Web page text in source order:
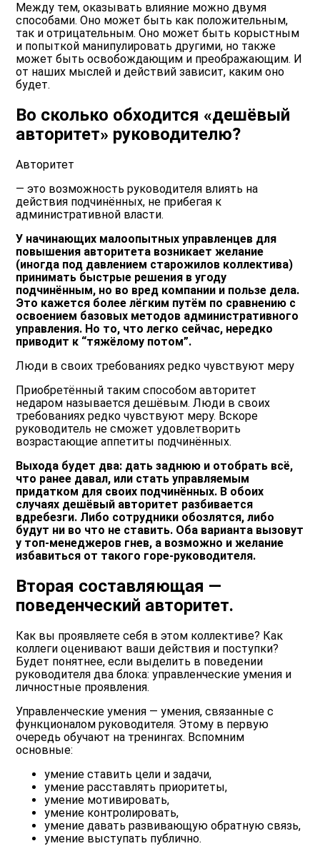
Между тем, оказывать влияние можно двумя
способами. Оно может быть как положительным,
так и отрицательным. Оно может быть корыстным
и попыткой манипулировать другими, но также
может быть освобождающим и преображающим. И
от наших мыслей и действий зависит, каким оно
будет.
Во сколько обходится «дешёвый
авторитет» руководителю?
Авторитет
— это возможность руководителя влиять на
действия подчинённых, не прибегая к
административной власти.
У начинающих малоопытных управленцев для
повышения авторитета возникает желание
(иногда под давлением старожилов коллектива)
принимать быстрые решения в угоду
подчинённым, но во вред компании и пользе дела.
Это кажется более лёгким путём по сравнению с
освоением базовых методов административного
управления. Но то, что легко сейчас, нередко
приводит к “тяжёлому потом”.
Люди в своих требованиях редко чувствуют меру
Приобретённый таким способом авторитет
недаром называется дешёвым. Люди в своих
требованиях редко чувствуют меру. Вскоре
руководитель не сможет удовлетворить
возрастающие аппетиты подчинённых.
Выхода будет два: дать заднюю и отобрать всё,
что ранее давал, или стать управляемым
придатком для своих подчинённых. В обоих
случаях дешёвый авторитет разбивается
вдребезги. Либо сотрудники обозлятся, либо
будут ни во что не ставить. Оба варианта вызовут
у топ-менеджеров гнев, а возможно и желание
избавиться от такого горе-руководителя.
Вторая составляющая —
поведенческий авторитет.
Как вы проявляете себя в этом коллективе? Как
коллеги оценивают ваши действия и поступки?
Будет понятнее, если выделить в поведении
руководителя два блока: управленческие умения и
личностные проявления.
Управленческие умения — умения, связанные с
функционалом руководителя. Этому в первую
очередь обучают на тренингах. Вспомним
основные:
умение ставить цели и задачи,
умение расставлять приоритеты,
умение мотивировать,
умение контролировать,
умение давать развивающую обратную связь,
умение выступать публично.